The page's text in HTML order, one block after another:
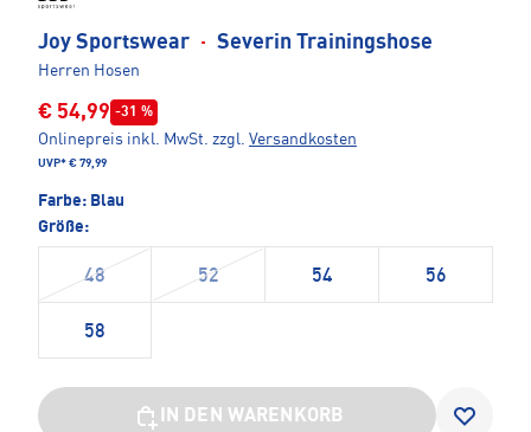
Joy Sportswear · Severin Trainingshose
Herren Hosen
€ 54,99 -31 %
Onlinepreis inkl. MwSt. zzgl. Versandkosten
UVP* € 79,99
Farbe: Blau
Größe:
48 52 54 56
58
IN DEN WARENKORB